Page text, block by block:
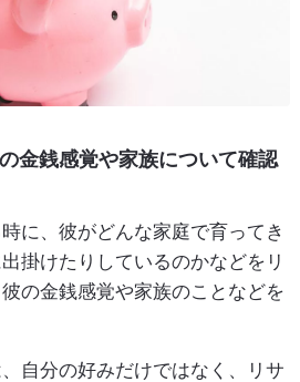
金銭感覚や家族について確認
に、彼がどんな家庭で育ってき
掛けたりしているのかなどをリ
の金銭感覚や家族のことなどを
自分の好みだけではなく、リサ